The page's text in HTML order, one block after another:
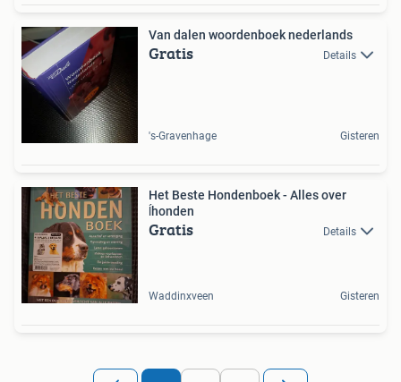
Van dalen woordenboek nederlands
Gratis Details
's-Gravenhage Gisteren
Het Beste Hondenboek - Alles over
ĺhonden
Gratis Details
Waddinxveen Gisteren